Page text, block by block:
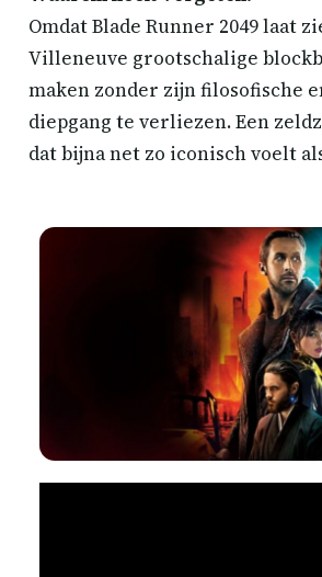
Omdat Blade Runner 2049 laat
Villeneuve grootschalige
maken zonder zijn filosofische
diepgang te verliezen. Een
dat bijna net zo iconisch voelt